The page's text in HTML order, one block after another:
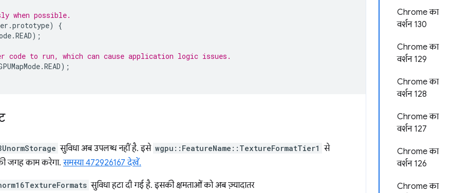
Chrome का
वर्शन 130
Chrome का
वर्शन 129
Chrome का
वर्शन 128
Chrome का
वर्शन 127
Chrome का
वर्शन 126
Chrome का
when possible.
.prototype)
{
.READ);
code to run, which can cause application logic issues.
.READ);
सुविधा अब उपलब्ध नहीं है. इसे wgpu::FeatureName::TextureFormatTier1 से
जगह काम करेगा.समस्या 472926167 देखें.
सुविधा हटा दी गई है. इसकी क्षमताओं को अब ज़्यादातर